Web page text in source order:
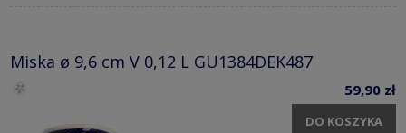
Miska ø 9,6 cm V 0,12 L GU1384DEK487
59,90 zł
DO KOSZYKA